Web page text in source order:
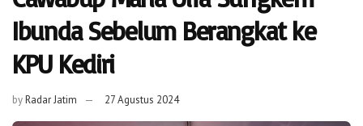
Ibunda Sebelum Berangkat ke
KPU Kediri
byRadar Jatim 27 Agustus 2024